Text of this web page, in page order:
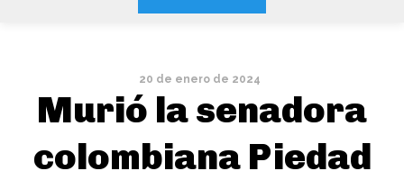
20 de enero de 2024
Murió la senadora
colombiana Piedad